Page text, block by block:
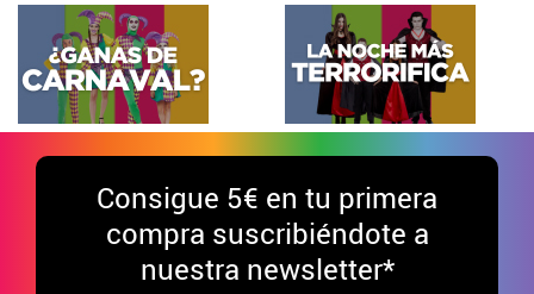
Consigue 5€ en tu primera
compra suscribiéndote a
nuestra newsletter*